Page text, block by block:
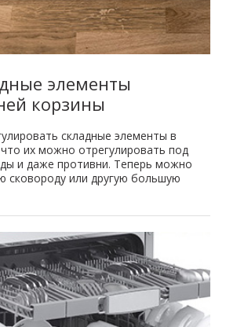
элементы
корзины
складные элементы в
их можно отрегулировать под
и даже противни. Теперь можно
сковороду или другую большую